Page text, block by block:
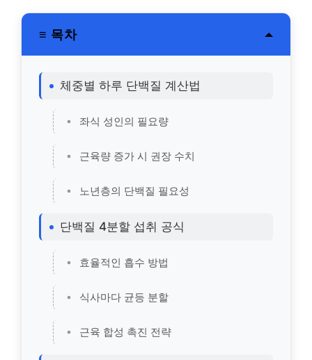
≡ 목차
체중별 하루 단백질 계산법
좌식 성인의 필요량
근육량 증가 시 권장 수치
노년층의 단백질 필요성
단백질 4분할 섭취 공식
효율적인 흡수 방법
식사마다 균등 분할
근육 합성 촉진 전략